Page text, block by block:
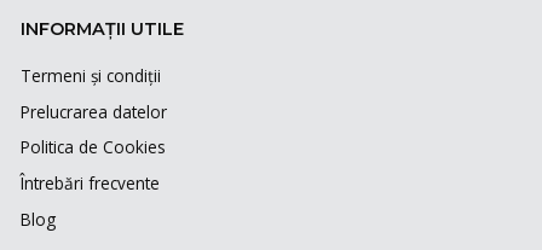
INFORMAȚII UTILE
Termeni și condiții
Prelucrarea datelor
Politica de Cookies
Întrebări frecvente
Blog